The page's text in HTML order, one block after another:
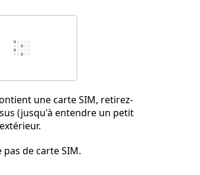
une carte SIM, retirez-
(jusqu'à entendre un petit
de carte SIM.